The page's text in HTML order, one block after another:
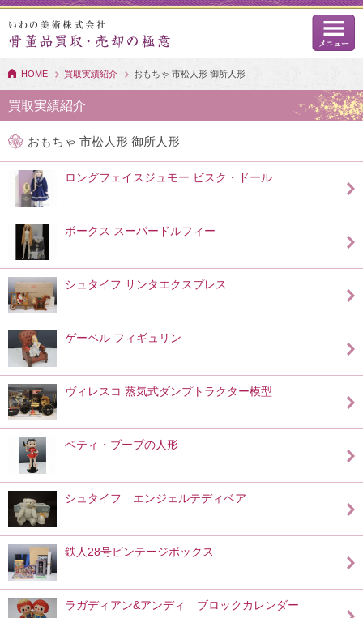
HOME 買取実績紹介 おもちゃ 市松人形 御所人形
買取実績紹介
おもちゃ 市松人形 御所人形
ロングフェイスジュモー ビスク・ドール
ボークス スーパードルフィー
シュタイフ サンタエクスプレス
ゲーベル フィギュリン
ヴィレスコ 蒸気式ダンプトラクター模型
ベティ・ブープの人形
シュタイフ エンジェルテディベア
鉄人28号ビンテージボックス
ラガディアン&アンディ ブロックカレンダー